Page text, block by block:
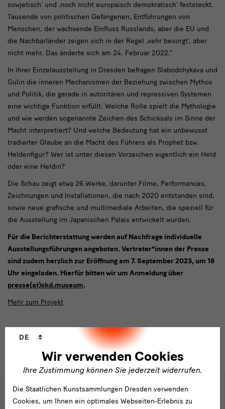
sowjetisch‘ und ‚noch nicht europäisch demokratisch‘ feststeckt.
Tausende von politischen Gefangenen, Entführungen von
Menschen, der wachsende Einfluss Russlands, aber die EU und
die Nachbarländer zeigen sich in der Regel ‚sehr besorgt‘, aber
nicht mehr. Das änderte sich am 24. Februar 2022.“
In ihrer Einzelausstellung in Dresden befragen Slabodchykava und
Gulin die inneren Mechanismen der Beziehung zwischen Mythos
und Politik, die gerade in autoritären und repressiven Systemen
eine wichtige Funktion erfüllt. Welche Rolle spielt die Mythologie
und wie werden sogenannte Zeichen des Schicksals im Sinne der
Macht interpretiert? Und welche Bedeutung hat ein unbewusst
tradierter Glaube an die Macht des Führers als Prophet bzw.
Heldenfigur? Wer ist unter diesen Vorzeichen eigentlich ein Held
oder eine Heldin?
Die Schau zeigt etwa 26 Werke, darunter Filme, Performances,
Zeichnungen und Installationen, die nach 2020 entstanden sind,
sowie neue grafische und multimediale Arbeiten, die speziell für
die Ausstellung im Japanischen Palais entwickelt wurden.
Für die Berichterstattung werden auf Nachfrage individuelle
Ausstellungsführungen angeboten. Vertreter*innen der Presse
sind zudem herzlich zur Eröffnung am 7. September 2023, um 18
Uhr eingeladen. Hierfür bitten wir um Anmeldung über
presse(at)skd.museum.
Mehr zum Projekt
Wir verwenden Cookies
Ihre Zustimmung können Sie jederzeit widerrufen.
DE
Die Staatlichen Kunstsammlungen Dresden verwenden
Cookies, um Ihnen ein optimales Webseiten-Erlebnis zu
Social